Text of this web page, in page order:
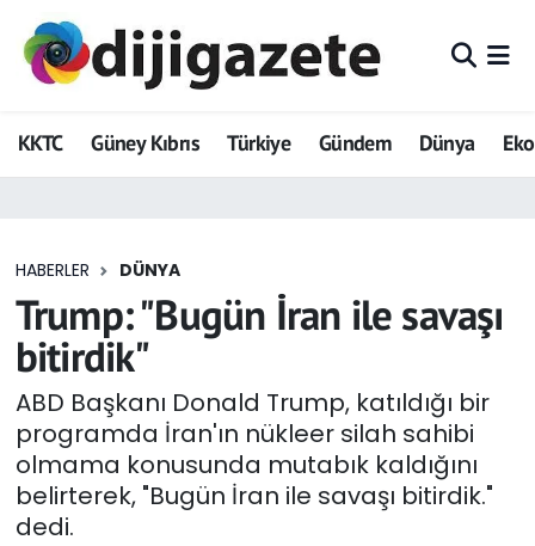
KKTC Güney Kıbrıs Türkiye Gündem Dünya
HABERLER DÜNYA
Trump: "Bugün İran ile savaşı
bitirdik"
ABD Başkanı Donald Trump, katıldığı bir
programda İran'ın nükleer silah sahibi
olmama konusunda mutabık kaldığını
belirterek, "Bugün İran ile savaşı bitirdik."
dedi.
ADVERTORIAL
Dijigazete
Eğitim
Ekonomi
Foto Galeri
GEZİ
Güncel
Hava Durumu
Trafik Durumu
Tüm Manşetler
Son Dakika Haberleri
Haber Arşivi